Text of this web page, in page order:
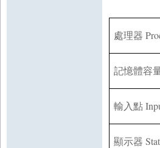
處理器
記憶體容
輸入點
顯示器